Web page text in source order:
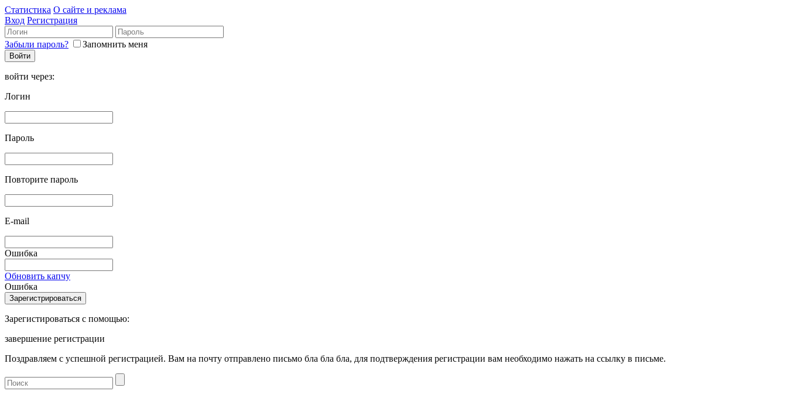
Статистика О сайте и реклама
Вход Регистрация
Забыли пароль? Запомнить меня
войти через:
Логин
Пароль
Повторите пароль
E-mail
Ошибка
Обновить капчу
Ошибка
Зарегистироваться с помощью:
завершение регистрации
Поздравляем с успешной регистрацией. Вам на почту отправлено письмо бла бла бла, для подтверждения регистрации вам необходимо нажать на ссылку в письме.